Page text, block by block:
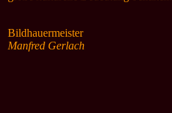
Bildhauermeister
Manfred Gerlach